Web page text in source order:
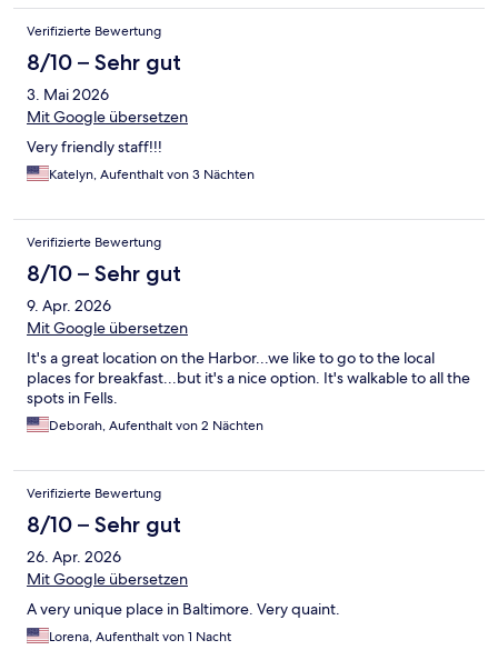
Verifizierte Bewertung
8/10 – Sehr gut
3. Mai 2026
Mit Google übersetzen
Very friendly staff!!!
Katelyn, Aufenthalt von 3 Nächten
Verifizierte Bewertung
8/10 – Sehr gut
9. Apr. 2026
Mit Google übersetzen
It's a great location on the Harbor...we like to go to the local
places for breakfast...but it's a nice option. It's walkable to all the
spots in Fells.
Deborah, Aufenthalt von 2 Nächten
Verifizierte Bewertung
8/10 – Sehr gut
26. Apr. 2026
Mit Google übersetzen
A very unique place in Baltimore. Very quaint.
Lorena, Aufenthalt von 1 Nacht